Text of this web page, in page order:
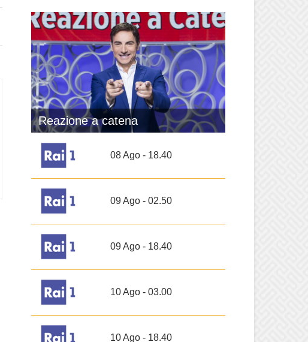
Reazione a catena
08 Ago - 18.40
09 Ago - 02.50
09 Ago - 18.40
10 Ago - 03.00
10 Ago - 18.40